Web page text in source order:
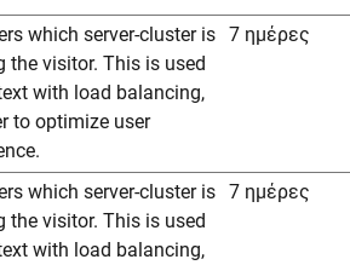
which server-cluster is
the visitor. This is used
with load balancing,
to optimize user
7 ημέρες
which server-cluster is
the visitor. This is used
with load balancing,
7 ημέρες